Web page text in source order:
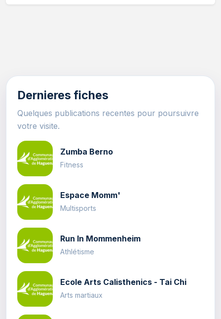
Dernieres fiches
Quelques publications recentes pour poursuivre
votre visite.
Zumba Berno
Fitness
Espace Momm'
Multisports
Run In Mommenheim
Athlétisme
Ecole Arts Calisthenics - Tai Chi
Arts martiaux